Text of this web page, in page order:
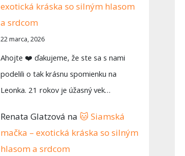
exotická kráska so silným hlasom
a srdcom
22 marca, 2026
Ahojte ❤️ ďakujeme, že ste sa s nami
podelili o tak krásnu spomienku na
Leonka. 21 rokov je úžasný vek…
Renata Glatzová na🐱 Siamská
mačka – exotická kráska so silným
hlasom a srdcom